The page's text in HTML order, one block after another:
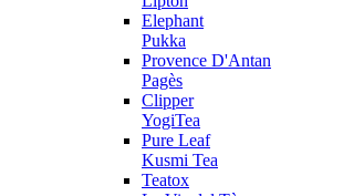
Elephant
Pukka
Provence D'Antan
Pagès
Clipper
YogiTea
Pure Leaf
Kusmi Tea
Teatox